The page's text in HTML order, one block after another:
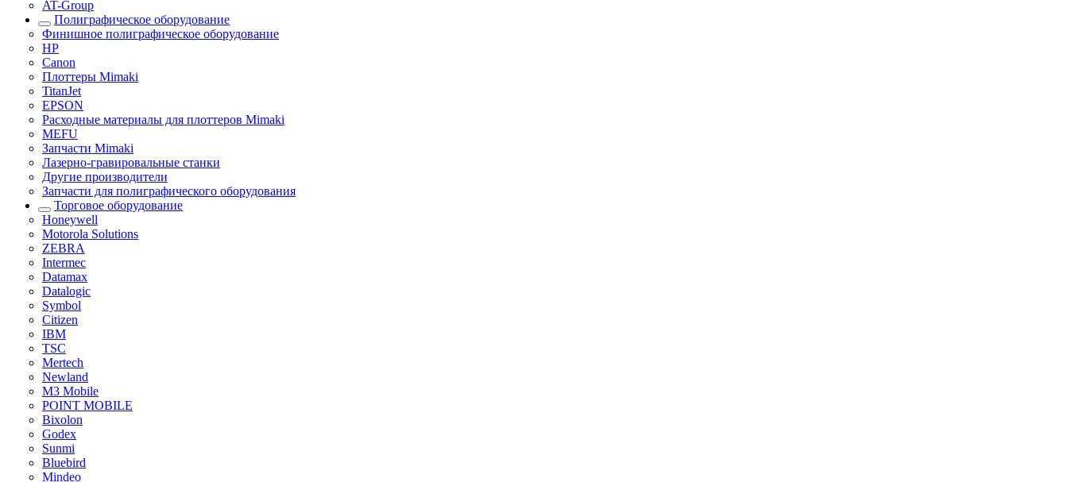
AT-Group
Полиграфическое оборудование
Финишное полиграфическое оборудование
HP
Canon
Плоттеры Mimaki
TitanJet
EPSON
Расходные материалы для плоттеров Mimaki
MEFU
Запчасти Mimaki
Лазерно-гравировальные станки
Другие производители
Запчасти для полиграфического оборудования
Торговое оборудование
Honeywell
Motorola Solutions
ZEBRA
Intermec
Datamax
Datalogic
Symbol
Citizen
IBM
TSC
Mertech
Newland
M3 Mobile
POINT MOBILE
Bixolon
Godex
Sunmi
Bluebird
Mindeo